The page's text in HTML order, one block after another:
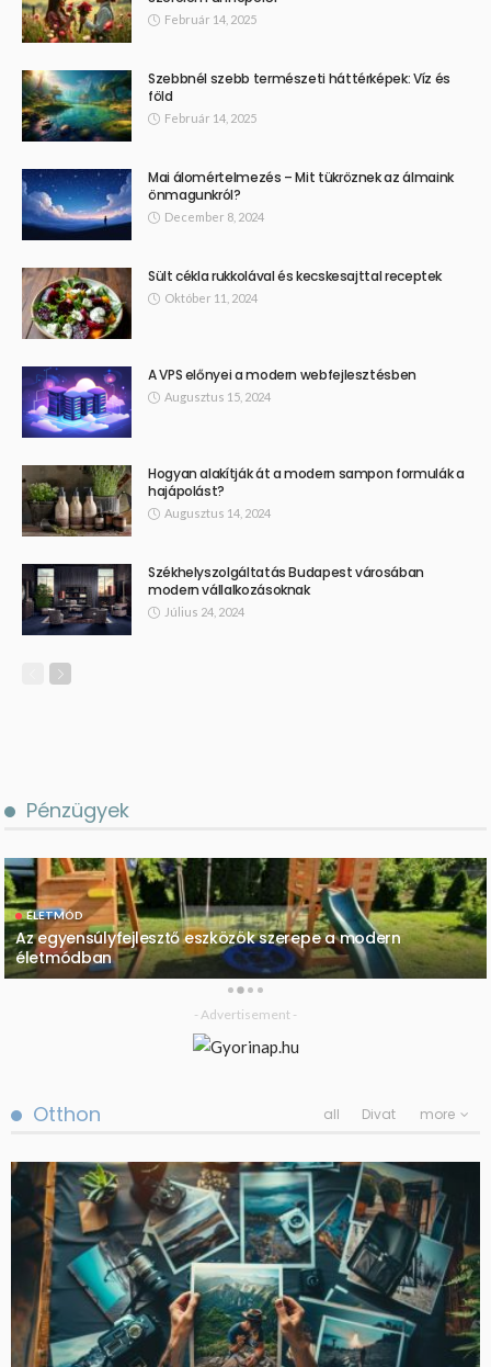
Február 14, 2025
Szebbnél szebb természeti háttérképek: Víz és
föld
Február 14, 2025
Mai álomértelmezés – Mit tükröznek az álmaink
önmagunkról?
December 8, 2024
Sült cékla rukkolával és kecskesajttal receptek
Október 11, 2024
A VPS előnyei a modern webfejlesztésben
Augusztus 15, 2024
Hogyan alakítják át a modern sampon formulák a
hajápolást?
Augusztus 14, 2024
Székhelyszolgáltatás Budapest városában
modern vállalkozásoknak
Július 24, 2024
Pénzügyek
ÉLETMÓD
Az egyensúlyfejlesztő eszközök szerepe a modern
életmódban
- Advertisement -
Otthon all Divat more